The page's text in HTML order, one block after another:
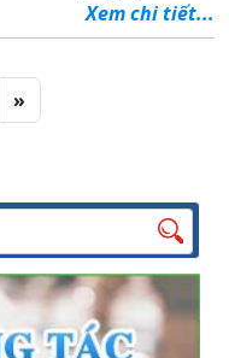
lâm, thủy sản chất
thế, thương hiệu
mở ra nhiều cơ hội
xuất để phát triển
theo hướng bền
Xem chi tiết...
tiếp theo
»Trang cuối
Tìm
kiếm